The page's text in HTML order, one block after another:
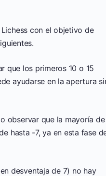
con el objetivo de
que los primeros 10 o 15
ayudarse en la apertura
observar que la mayoría de
hasta -7, ya en esta fase
desventaja de 7) no hay